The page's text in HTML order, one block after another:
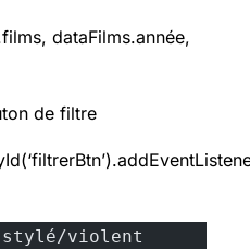
dataFilms.année,
de filtre
violent